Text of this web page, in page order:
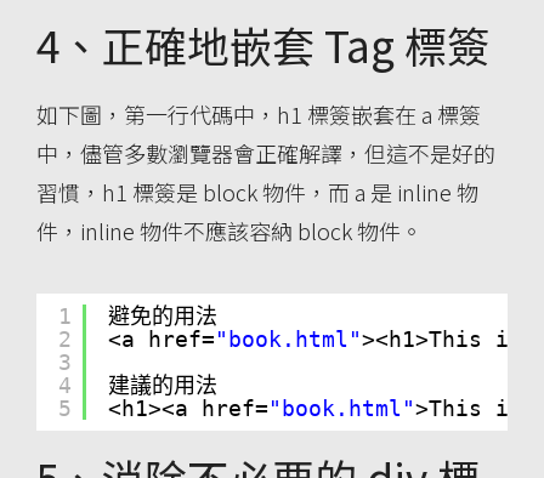
4、正確地嵌套 Tag 標簽
如下圖，第一行代碼中，h1 標簽嵌套在 a 標簽
中，儘管多數瀏覽器會正確解譯，但這不是好的
習慣，h1 標簽是 block 物件，而 a 是 inline 物
件，inline 物件不應該容納 block 物件。
1
2
3
4
5
避免的用法
<a href="book.html"><h1>This is
建議的用法
<h1><a href="book.html">This is